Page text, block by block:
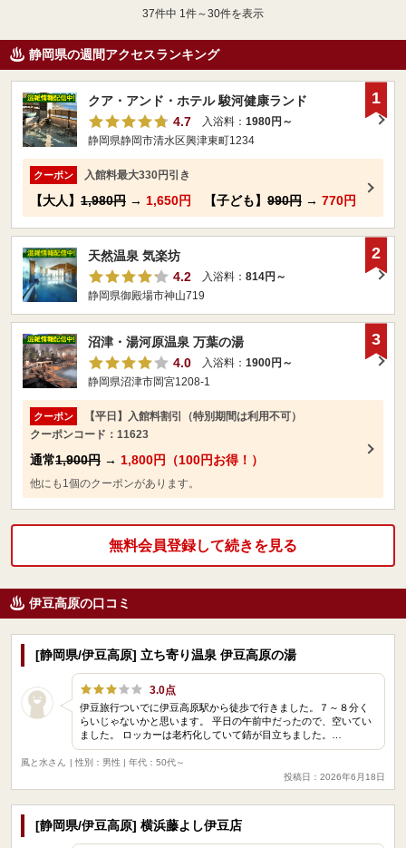
37件中 1件～30件を表示
静岡県の週間アクセスランキング
クア・アンド・ホテル 駿河健康ランド
4.7
入浴料： 1980円～
静岡県静岡市清水区興津東町1234
クーポン 入館料最大330円引き
【大人】 1,980円 → 1,650円 【子ども】 990円 → 770円
1
天然温泉 気楽坊
4.2
入浴料： 814円～
静岡県御殿場市神山719
2
沼津・湯河原温泉 万葉の湯
4.0
入浴料： 1900円～
静岡県沼津市岡宮1208-1
クーポン
【平日】入館料割引（特別期間は利用不可）
クーポンコード：11623
通常1,900円 → 1,800円（100円お得！）
他にも1個のクーポンがあります。
3
無料会員登録して続きを見る
伊豆高原の口コミ
[静岡県/伊豆高原] 立ち寄り温泉 伊豆高原の湯
3.0点
伊豆旅行ついでに伊豆高原駅から徒歩で行きました。７～８分く
らいじゃないかと思います。 平日の午前中だったので、空いてい
ました。 ロッカーは老朽化していて錆が目立ちました。…
風と水さん
| 性別：男性 | 年代：50代～
投稿日：2026年6月18日
[静岡県/伊豆高原] 横浜藤よし伊豆店